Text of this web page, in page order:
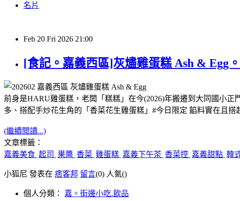
名片
Feb 20 Fri 2026 21:00
[食記。嘉義西區]灰燼雞蛋糕 Ash & Egg
前身是HARU雞蛋糕，老闆「糕糕」在今(2026)年搬遷到大同國小
多、搭配手炒花生角的「香菜花生雞蛋糕」#今日限定 餡料實在且
(繼續閱讀...)
文章標籤：
嘉義美食 起司 果醬 香菜 雞蛋糕 嘉義下午茶 香菜控 嘉義甜點 韓
小狐尼 發表在 痞客邦 留言(0) 人氣()
個人分類： 嘉。街邊小吃.飲品